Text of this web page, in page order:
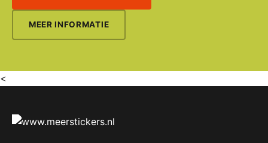
MEER INFORMATIE
<